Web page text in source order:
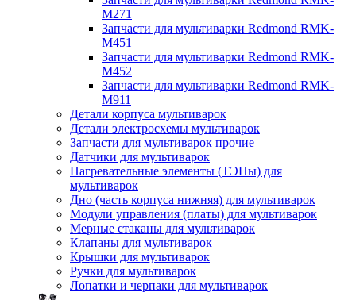
M271
Запчасти для мультиварки Redmond RMK-
M451
Запчасти для мультиварки Redmond RMK-
M452
Запчасти для мультиварки Redmond RMK-
M911
Детали корпуса мультиварок
Детали электросхемы мультиварок
Запчасти для мультиварок прочие
Датчики для мультиварок
Нагревательные элементы (ТЭНы) для
мультиварок
Дно (часть корпуса нижняя) для мультиварок
Модули управления (платы) для мультиварок
Мерные стаканы для мультиварок
Клапаны для мультиварок
Крышки для мультиварок
Ручки для мультиварок
Лопатки и черпаки для мультиварок